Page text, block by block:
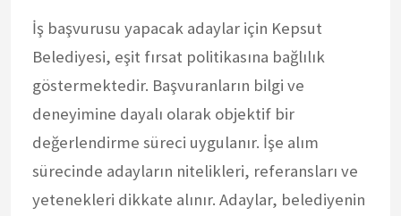
İş başvurusu yapacak adaylar için Kepsut
Belediyesi, eşit fırsat politikasına bağlılık
göstermektedir. Başvuranların bilgi ve
deneyimine dayalı olarak objektif bir
değerlendirme süreci uygulanır. İşe alım
sürecinde adayların nitelikleri, referansları ve
yetenekleri dikkate alınır. Adaylar, belediyenin